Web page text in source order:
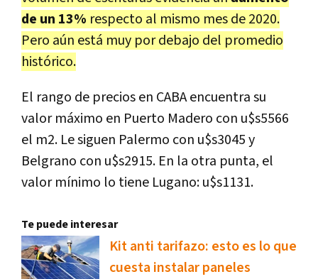
de un 13% respecto al mismo mes de 2020.
Pero aún está muy por debajo del promedio
histórico.
El rango de precios en CABA encuentra su
valor máximo en Puerto Madero con u$s5566
el m2. Le siguen Palermo con u$s3045 y
Belgrano con u$s2915. En la otra punta, el
valor mínimo lo tiene Lugano: u$s1131.
Te puede interesar
Kit anti tarifazo: esto es lo que
cuesta instalar paneles